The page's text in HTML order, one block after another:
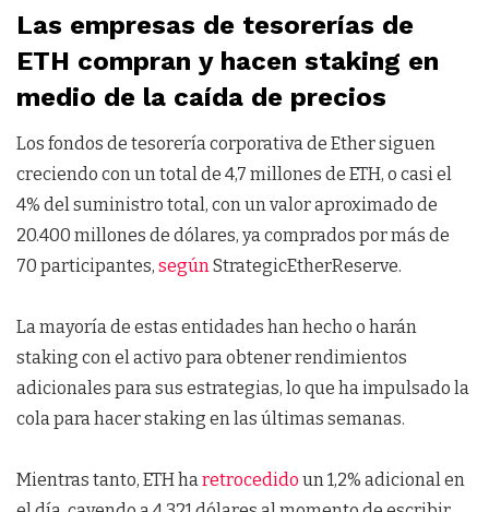
Las empresas de tesorerías de
ETH compran y hacen staking en
medio de la caída de precios
Los fondos de tesorería corporativa de Ether siguen
creciendo con un total de 4,7 millones de ETH, o casi el
4% del suministro total, con un valor aproximado de
20.400 millones de dólares, ya comprados por más de
70 participantes, segúnStrategicEtherReserve.
La mayoría de estas entidades han hecho o harán
staking con el activo para obtener rendimientos
adicionales para sus estrategias, lo que ha impulsado la
cola para hacer staking en las últimas semanas.
Mientras tanto, ETH haretrocedido un 1,2% adicional en